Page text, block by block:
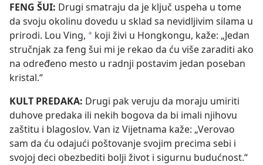
FENG ŠUI: Drugi smatraju da je ključ uspeha u tome
da svoju okolinu dovedu u sklad sa nevidljivim silama u
prirodi. Lou Ving, a koji živi u Hongkongu, kaže: „Jedan
stručnjak za feng šui mi je rekao da ću više zaraditi ako
na određeno mesto u radnji postavim jedan poseban
kristal.“
KULT PREDAKA: Drugi pak veruju da moraju umiriti
duhove predaka ili nekih bogova da bi imali njihovu
zaštitu i blagoslov. Van iz Vijetnama kaže: „Verovao
sam da ću odajući poštovanje svojim precima sebi i
svojoj deci obezbediti bolji život i sigurnu budućnost.“